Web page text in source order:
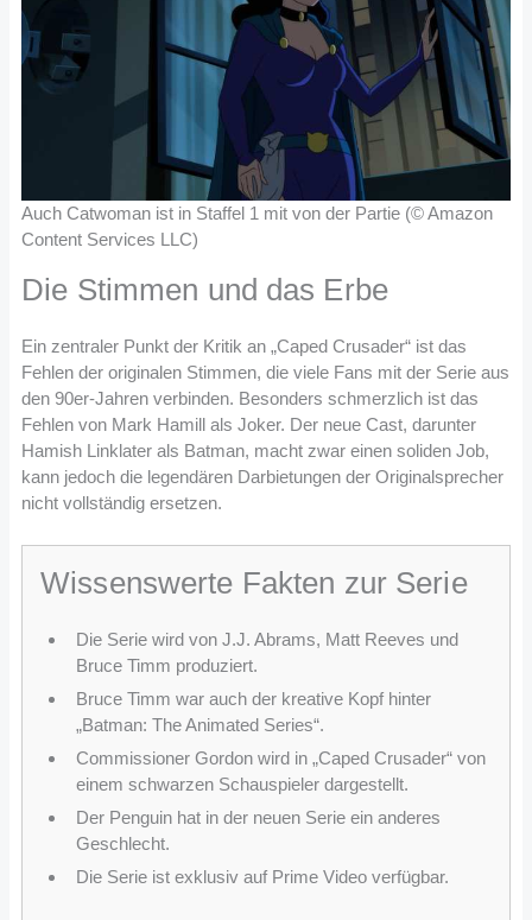
Auch Catwoman ist in Staffel 1 mit von der Partie (© Amazon
Content Services LLC)
Die Stimmen und das Erbe
Ein zentraler Punkt der Kritik an „Caped Crusader“ ist das
Fehlen der originalen Stimmen, die viele Fans mit der Serie aus
den 90er-Jahren verbinden. Besonders schmerzlich ist das
Fehlen von Mark Hamill als Joker. Der neue Cast, darunter
Hamish Linklater als Batman, macht zwar einen soliden Job,
kann jedoch die legendären Darbietungen der Originalsprecher
nicht vollständig ersetzen.
Wissenswerte Fakten zur Serie
Die Serie wird von J.J. Abrams, Matt Reeves und
Bruce Timm produziert.
Bruce Timm war auch der kreative Kopf hinter
„Batman: The Animated Series“.
Commissioner Gordon wird in „Caped Crusader“ von
einem schwarzen Schauspieler dargestellt.
Der Penguin hat in der neuen Serie ein anderes
Geschlecht.
Die Serie ist exklusiv auf Prime Video verfügbar.